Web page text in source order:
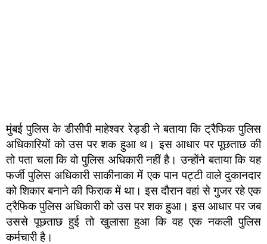
मुंबई पुलिस के डीसीपी माहेश्वर रेड्डी ने बताया कि ट्रैफिक पुलिस
अधिकारियों को उस पर शक हुआ थ। इस आधार पर पूछताछ की
तो पता चला कि वो पुलिस अधिकारी नहीं है। उन्होंने बताया कि यह
फर्जी पुलिस अधिकारी साकीनाका में एक पान पट्टी वाले दुकानदार
को शिकार बनाने की फिराक में था। इस दौरान वहां से गुजर रहे एक
ट्रैफिक पुलिस अधिकारी को उस पर शक हुआ। इस आधार पर जब
उससे पूछताछ हुई तो खुलासा हुआ कि वह एक नकली पुलिस
कर्मचारी है।